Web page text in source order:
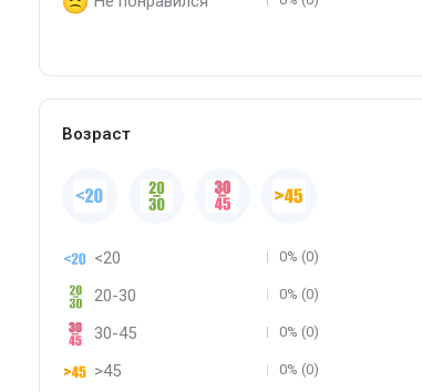
Возраст
<20 0% (0)
20-30 0% (0)
30-45 0% (0)
>45 0% (0)